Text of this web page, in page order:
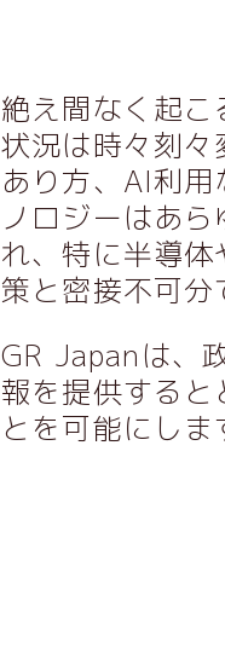
絶え間なく起
状況は時々刻
あり方、 AI利用
ノロジーはあ
れ、特に半導
策と密接不可分
GR Japanは、
報を提供する
とを可能にしま